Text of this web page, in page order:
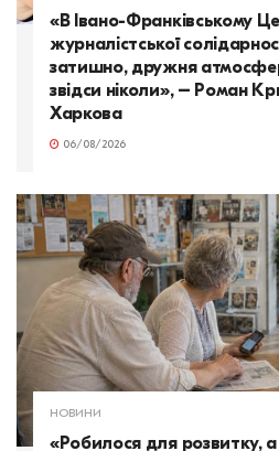
«В Івано-Франківському
журналістської
затишно, дружня
звідси ніколи», – Роман
Харкова
06/08/2026
НОВИНИ
«Робилося для розвитку,